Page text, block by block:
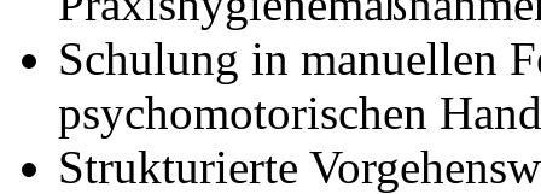
Schulung in manuellen
psychomotorischen
Strukturierte